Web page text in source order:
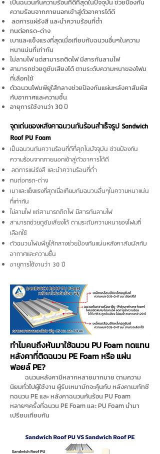
เป็นฉนวนกันความร้อนที่ดีที่สุดในปัจจุบัน ช่วยป้องกัน
ความร้อนจากภายนอกเข้าสู่ตัวอาคารได้ดี​​
ลดการแผ่รังสี และนำความร้อนที่ต่ำ
ทนต่อกรด-ด่าง
เบาและแข็งแรงที่สุดเมื่อเทียบกับฉนวนอื่นๆในความ
หนาแน่นที่เท่ากัน
ไม่ลามไฟ แต่สามารถติดไฟ มีสารกันลามไฟ
สามารถช่วยดูซับเสียงได้ ตามระดับความหนาของโฟม
ที่เลือกใช้
ตัวฉนวนโฟมพียูใส้กลางช่วยป้องกันแผ่นหลังคาสัมผัส
กับอากาศและความชื้น
อายุการใช้งานว่า 30 ปี
จุดเด่นของหลังคาฉนวนกันร้อนสำเร็จรูป Sandwich
Roof PU Foam
เป็นฉนวนกันความร้อนที่ดีที่สุดในปัจจุบัน ช่วยป้องกัน
ความร้อนจากภายนอกเข้าสู่ตัวอาคารได้ดี​​
ลดการแผ่รังสี และนำความร้อนที่ต่ำ
ทนต่อกรด-ด่าง
เบาและแข็งแรงที่สุดเมื่อเทียบกับฉนวนอื่นๆในความหนาแน่น
ที่เท่ากัน
ไม่ลามไฟ แต่สามารถติดไฟ มีสารกันลามไฟ
สามารถช่วยดูซับเสียงได้ ตามระดับความหนาของโฟมที่
เลือกใช้
ตัวฉนวนโฟมพียูใส้กลางช่วยป้องกันแผ่นหลังคาสัมผัสกับ
อากาศและความชื้น
อายุการใช้งานว่า 30 ปี
ทำไมคนถึงหันมาใช้ฉนวน PU Foam ทดแทน
หลังคาที่ติดฉนวน PE Foam หรือ แผ่น
ฟอยล์ PE?
ฉนวนหลังคามีหลากหลายมากมาย ตามความ
นิยมทั่วไปผู้ใช้งาน ผู้รับเหมามักจะคุ้นกับ หลังคาเมทัทชี
ทฉนวน PE และ หลังคาฉนวนกันร้อน PU Foam
หลายๆครั้งที่ฉนวน PE Foam และ PU Foam นำมา
เปรียบเทียบกัน